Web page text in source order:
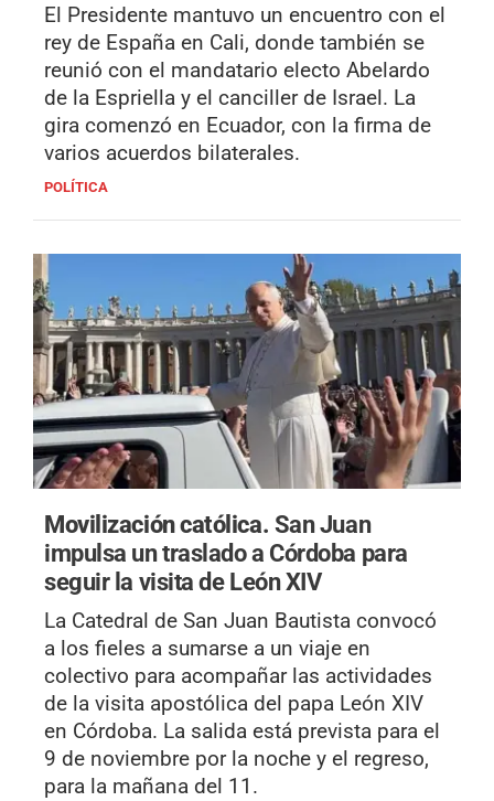
El Presidente mantuvo un encuentro con el
rey de España en Cali, donde también se
reunió con el mandatario electo Abelardo
de la Espriella y el canciller de Israel. La
gira comenzó en Ecuador, con la firma de
varios acuerdos bilaterales.
POLÍTICA
Movilización católica. San Juan
impulsa un traslado a Córdoba para
seguir la visita de León XIV
La Catedral de San Juan Bautista convocó
a los fieles a sumarse a un viaje en
colectivo para acompañar las actividades
de la visita apostólica del papa León XIV
en Córdoba. La salida está prevista para el
9 de noviembre por la noche y el regreso,
para la mañana del 11.